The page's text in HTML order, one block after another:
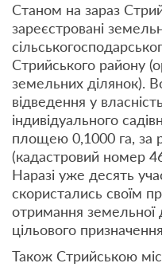
Станом на зараз
зареєстровані
Стрийського району
земельних ділянок).
відведення у
індивідуального
площею 0,1000 га, за
(кадастровий номер
Наразі уже десять
скористались своїм
отримання земельної
цільового
Також Стрийською